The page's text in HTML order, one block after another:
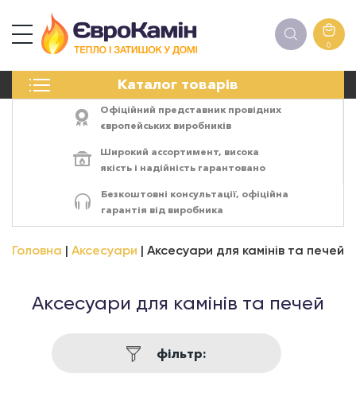
0
Каталог товарів
ПЕЧІ
ЕЛЕКТРОКАМІНИ
АКСЕСУАРИ
Офіційний представник провідних
європейських виробників
Широкий ассортимент, висока
якість і надійність гарантовано
Безкоштовні консультації, офіційна
гарантія від виробника
Головна Аксесуари Аксесуари для камінів та печей
Аксесуари для камінів та печей
фільтр: